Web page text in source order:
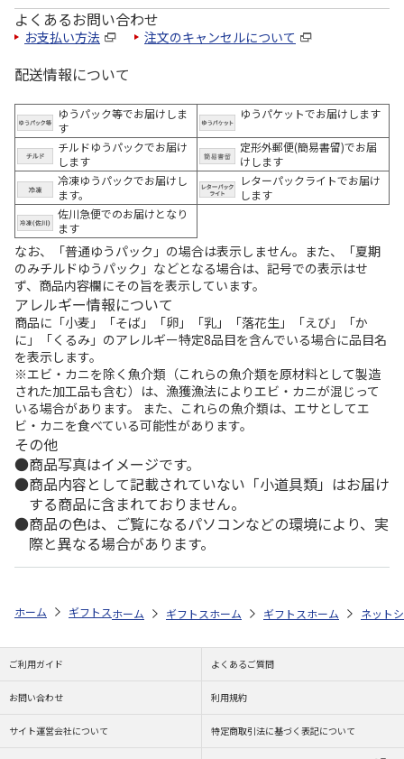
よくあるお問い合わせ
お支払い方法 注文のキャンセルについて
配送情報について
ゆうパック等でお届けしま
す
ゆうパケットでお届けします
チルドゆうパックでお届け
します
定形外郵便(簡易書留)でお届
けします
冷凍ゆうパックでお届けし
ます。
レターパックライトでお届け
します
佐川急便でのお届けとなり
ます
なお、「普通ゆうパック」の場合は表示しません。また、「夏期
のみチルドゆうパック」などとなる場合は、記号での表示はせ
ず、商品内容欄にその旨を表示しています。
アレルギー情報について
商品に「小麦」「そば」「卵」「乳」「落花生」「えび」「か
に」「くるみ」のアレルギー特定8品目を含んでいる場合に品目名
を表示します。
※エビ・カニを除く魚介類（これらの魚介類を原材料として製造
された加工品も含む）は、漁獲漁法によりエビ・カニが混じって
いる場合があります。 また、これらの魚介類は、エサとしてエ
ビ・カニを食べている可能性があります。
その他
商品写真はイメージです。
商品内容として記載されていない「小道具類」はお届け
する商品に含まれておりません。
商品の色は、ご覧になるパソコンなどの環境により、実
際と異なる場合があります。
ホーム ギフトストア お中元・夏ギフト特集 2026 おすすめ ご当地
ホーム ギフトストア お中元・夏ギフト特集 2026
ホーム ギフトストア お中元・
ホーム ネット
ご利用ガイド よくあるご質問
お問い合わせ 利用規約
サイト運営会社について 特定商取引法に基づく表記について